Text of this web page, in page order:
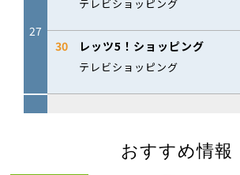
おすすめ情報